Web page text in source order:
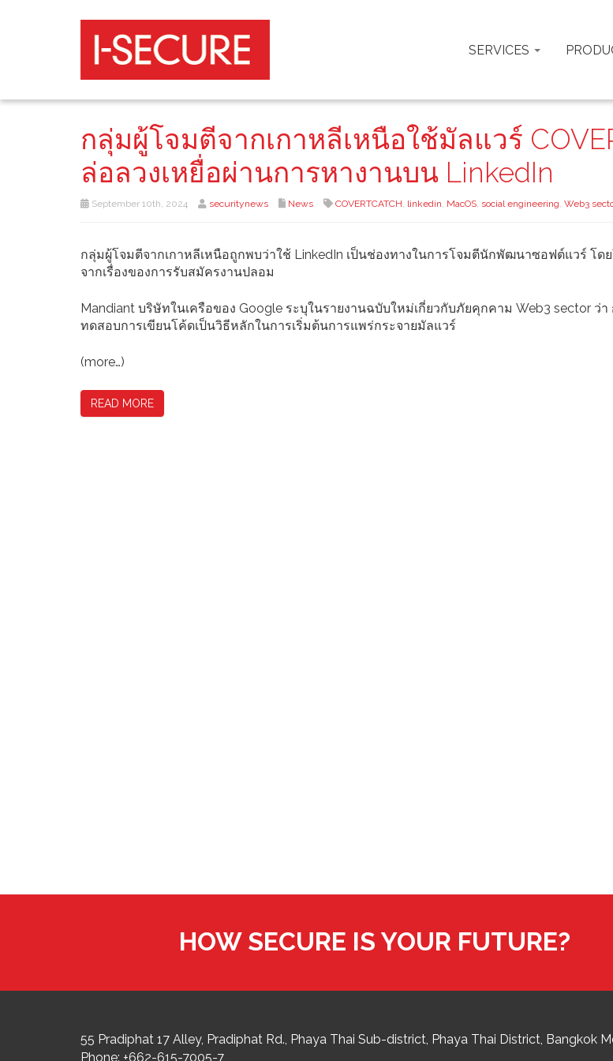
SERVICES
กลุ่มผู้โจมตีจากเกาหลีเหนือใช้มัลแวร์
ล่อลวงเหยื่อผ่านการหางานบน LinkedIn
September 10th, 2024 securitynews News COVERTCATCH, linkedin, MacOS, social engineering, Web3
กลุ่มผู้โจมตีจากเกาหลีเหนือถูกพบว่าใช้ LinkedIn เป็นช่องทางในการโจมตีนักพัฒนาซอฟต์แวร์ โด
จากเรื่องของการรับสมัครงานปลอม
Mandiant บริษัทในเครือของ Google ระบุในรายงานฉบับใหม่เกี่ยวกับภัยคุกคาม Web3 sector ว่า
ทดสอบการเขียนโค้ดเป็นวิธีหลักในการเริ่มต้นการแพร่กระจายมัลแวร์
(more…)
READ MORE
HOW SECURE IS YOUR FUTURE?
55 Pradiphat 17 Alley, Pradiphat Rd., Phaya Thai Sub-district Phaya Thai District, Bangkok
Phone: +662-615-7005-7